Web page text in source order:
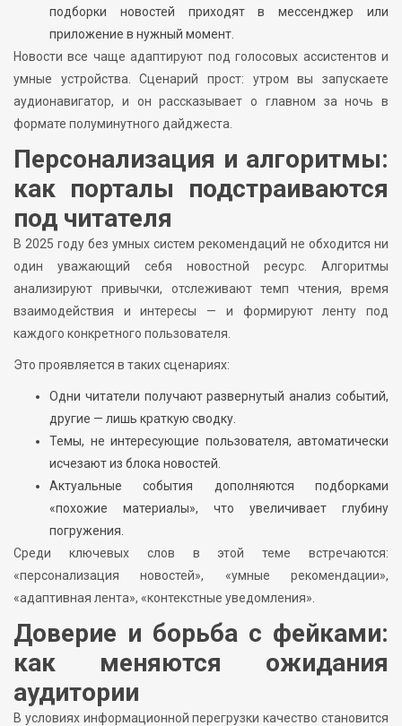
подборки новостей приходят в мессенджер или
приложение в нужный момент.
Новости все чаще адаптируют под голосовых ассистентов и
умные устройства. Сценарий прост: утром вы запускаете
аудионавигатор, и он рассказывает о главном за ночь в
формате полуминутного дайджеста.
Персонализация и алгоритмы:
как порталы подстраиваются
под читателя
В 2025 году без умных систем рекомендаций не обходится ни
один уважающий себя новостной ресурс. Алгоритмы
анализируют привычки, отслеживают темп чтения, время
взаимодействия и интересы — и формируют ленту под
каждого конкретного пользователя.
Это проявляется в таких сценариях:
Одни читатели получают развернутый анализ событий,
другие — лишь краткую сводку.
Темы, не интересующие пользователя, автоматически
исчезают из блока новостей.
Актуальные события дополняются подборками
«похожие материалы», что увеличивает глубину
погружения.
Среди ключевых слов в этой теме встречаются:
«персонализация новостей», «умные рекомендации»,
«адаптивная лента», «контекстные уведомления».
Доверие и борьба с фейками:
как меняются ожидания
аудитории
В условиях информационной перегрузки качество становится